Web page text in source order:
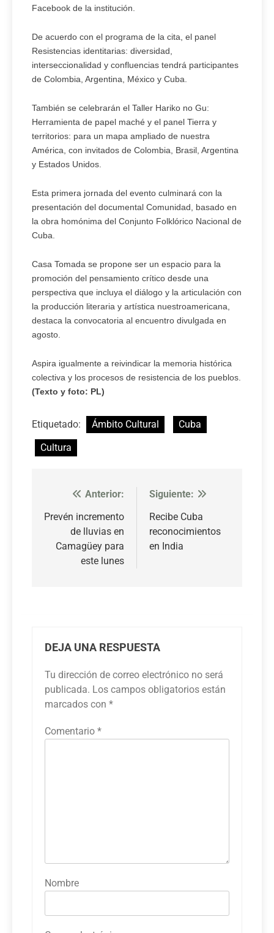
Facebook de la institución.
De acuerdo con el programa de la cita, el panel
Resistencias identitarias: diversidad,
interseccionalidad y confluencias tendrá participantes
de Colombia, Argentina, México y Cuba.
También se celebrarán el Taller Hariko no Gu:
Herramienta de papel maché y el panel Tierra y
territorios: para un mapa ampliado de nuestra
América, con invitados de Colombia, Brasil, Argentina
y Estados Unidos.
Esta primera jornada del evento culminará con la
presentación del documental Comunidad, basado en
la obra homónima del Conjunto Folklórico Nacional de
Cuba.
Casa Tomada se propone ser un espacio para la
promoción del pensamiento crítico desde una
perspectiva que incluya el diálogo y la articulación con
la producción literaria y artística nuestroamericana,
destaca la convocatoria al encuentro divulgada en
agosto.
Aspira igualmente a reivindicar la memoria histórica
colectiva y los procesos de resistencia de los pueblos.
(Texto y foto: PL)
Etiquetado: Ámbito Cultural
Cuba
Cultura
Navegación
de
entradas
Anterior:
Prevén incremento
de lluvias en
Camagüey para
este lunes
Siguiente:
Recibe Cuba
reconocimientos
en India
DEJA UNA RESPUESTA
Tu dirección de correo electrónico no será
publicada. Los campos obligatorios están
marcados con *
Comentario *
Nombre